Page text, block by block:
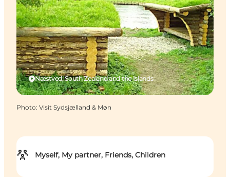
Myself, My partner, Friends, Children
Næstved, South Zealand and the Islands
Photo: Visit Sydsjælland & Møn